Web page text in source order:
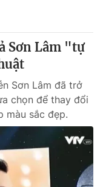
Sơn Lâm "tự
Sơn Lâm đã trở
chọn để thay đổi
màu sắc đẹp.